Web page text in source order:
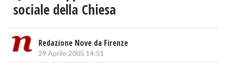
sociale della Chiesa
Redazione Nove da Firenze
29 Aprile 2005 14:51